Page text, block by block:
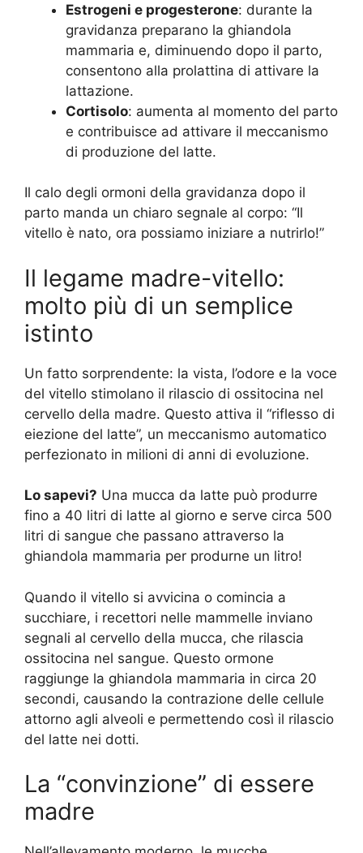
Estrogeni e progesterone: durante la
gravidanza preparano la ghiandola
mammaria e, diminuendo dopo il parto,
consentono alla prolattina di attivare la
lattazione.
Cortisolo: aumenta al momento del parto
e contribuisce ad attivare il meccanismo
di produzione del latte.
Il calo degli ormoni della gravidanza dopo il
parto manda un chiaro segnale al corpo: “Il
vitello è nato, ora possiamo iniziare a nutrirlo!”
Il legame madre-vitello:
molto più di un semplice
istinto
Un fatto sorprendente: la vista, l’odore e la voce
del vitello stimolano il rilascio di ossitocina nel
cervello della madre. Questo attiva il “riflesso di
eiezione del latte”, un meccanismo automatico
perfezionato in milioni di anni di evoluzione.
Lo sapevi? Una mucca da latte può produrre
fino a 40 litri di latte al giorno e serve circa 500
litri di sangue che passano attraverso la
ghiandola mammaria per produrne un litro!
Quando il vitello si avvicina o comincia a
succhiare, i recettori nelle mammelle inviano
segnali al cervello della mucca, che rilascia
ossitocina nel sangue. Questo ormone
raggiunge la ghiandola mammaria in circa 20
secondi, causando la contrazione delle cellule
attorno agli alveoli e permettendo così il rilascio
del latte nei dotti.
La “convinzione” di essere
madre